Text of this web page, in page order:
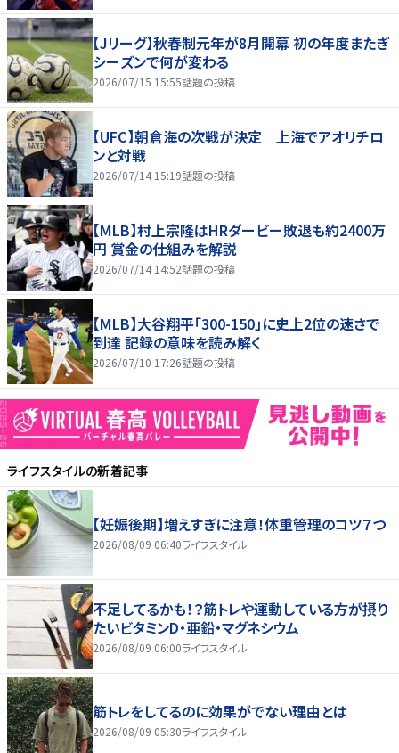
【Jリーグ】秋春制元年が8月開幕 初の年度またぎ
シーズンで何が変わる
2026/07/15 15:55話題の投稿
【UFC】朝倉海の次戦が決定 上海でアオリチロ
ンと対戦
2026/07/14 15:19話題の投稿
【MLB】村上宗隆はHRダービー敗退も約2400万
円 賞金の仕組みを解説
2026/07/14 14:52話題の投稿
【MLB】大谷翔平「300-150」に史上2位の速さで
到達 記録の意味を読み解く
2026/07/10 17:26話題の投稿
ライフスタイルの新着記事
【妊娠後期】増えすぎに注意！体重管理のコツ７つ
2026/08/09 06:40ライフスタイル
不足してるかも！？筋トレや運動している方が摂り
たいビタミンD・亜鉛・マグネシウム
2026/08/09 06:00ライフスタイル
筋トレをしてるのに効果がでない理由とは
2026/08/09 05:30ライフスタイル